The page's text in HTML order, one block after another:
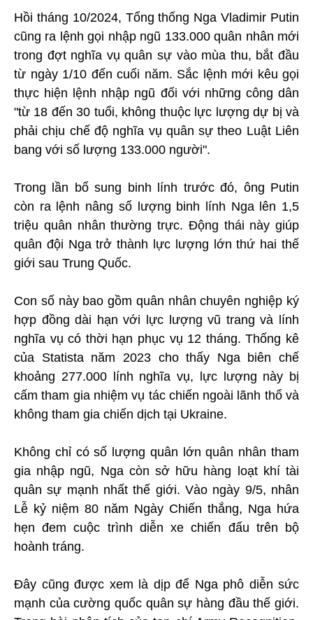
Hồi tháng 10/2024, Tổng thống Nga Vladimir Putin
cũng ra lệnh gọi nhập ngũ 133.000 quân nhân mới
trong đợt nghĩa vụ quân sự vào mùa thu, bắt đầu
từ ngày 1/10 đến cuối năm. Sắc lệnh mới kêu gọi
thực hiện lệnh nhập ngũ đối với những công dân
"từ 18 đến 30 tuổi, không thuộc lực lượng dự bị và
phải chịu chế độ nghĩa vụ quân sự theo Luật Liên
bang với số lượng 133.000 người".
Trong lần bổ sung binh lính trước đó, ông Putin
còn ra lệnh nâng số lượng binh lính Nga lên 1,5
triệu quân nhân thường trực. Động thái này giúp
quân đội Nga trở thành lực lượng lớn thứ hai thế
giới sau Trung Quốc.
Con số này bao gồm quân nhân chuyên nghiệp ký
hợp đồng dài hạn với lực lượng vũ trang và lính
nghĩa vụ có thời hạn phục vụ 12 tháng. Thống kê
của Statista năm 2023 cho thấy Nga biên chế
khoảng 277.000 lính nghĩa vụ, lực lượng này bị
cấm tham gia nhiệm vụ tác chiến ngoài lãnh thổ và
không tham gia chiến dịch tại Ukraine.
Không chỉ có số lượng quân lớn quân nhân tham
gia nhập ngũ, Nga còn sở hữu hàng loạt khí tài
quân sự mạnh nhất thế giới. Vào ngày 9/5, nhân
Lễ kỷ niệm 80 năm Ngày Chiến thắng, Nga hứa
hẹn đem cuộc trình diễn xe chiến đấu trên bộ
hoành tráng.
Đây cũng được xem là dịp để Nga phô diễn sức
mạnh của cường quốc quân sự hàng đầu thế giới.